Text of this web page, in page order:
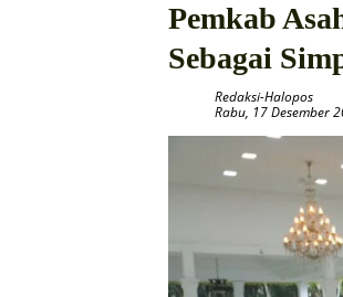
Pemkab
Sebagai
Redaksi-Halopos
Rabu, 17 Desember